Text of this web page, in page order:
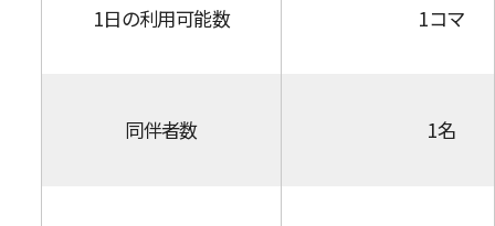
1日の利用可能数
同伴者数
1コマ
1名